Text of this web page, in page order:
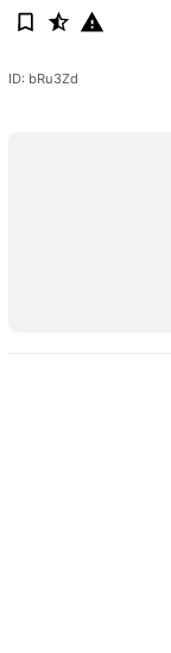
ID: bRu3Zd